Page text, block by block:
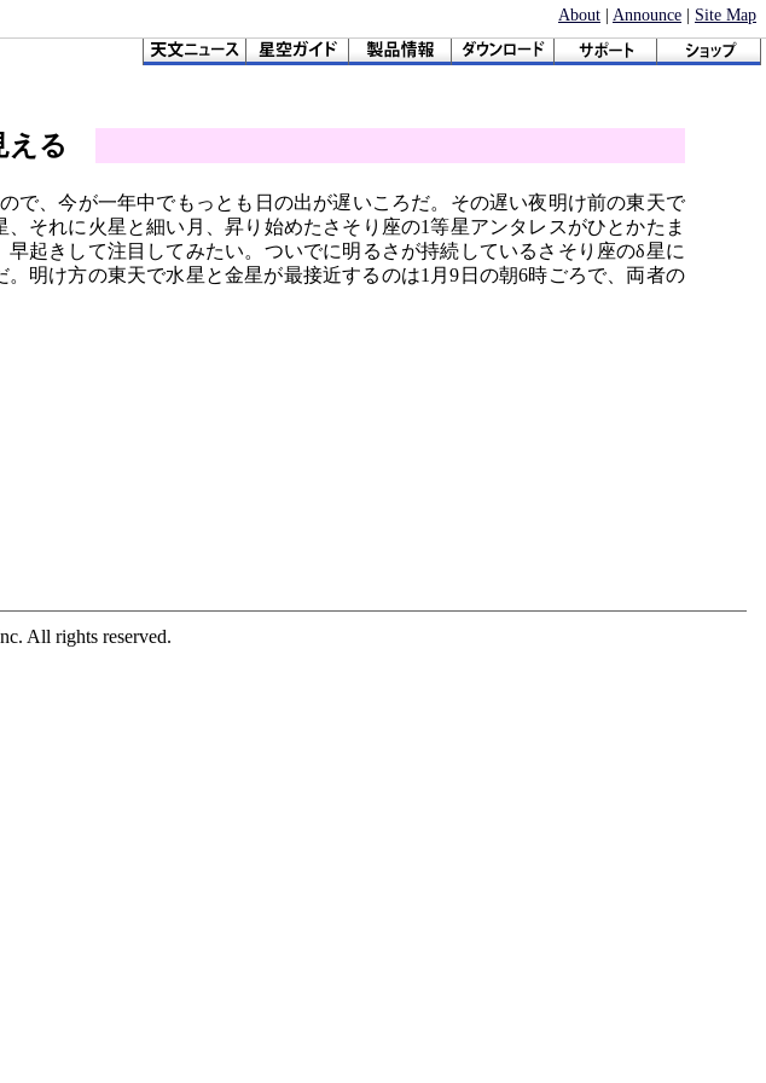
About | Announce | Site Map
える
で、今が一年中でもっとも日の出が遅いころだ。その遅い夜明け前の東天で
それに火星と細い月、昇り始めたさそり座の1等星アンタレスがひとかたま
早起きして注目してみたい。ついでに明るさが持続しているさそり座のδ星に
。明け方の東天で水星と金星が最接近するのは1月9日の朝6時ごろで、両者の
All rights reserved.